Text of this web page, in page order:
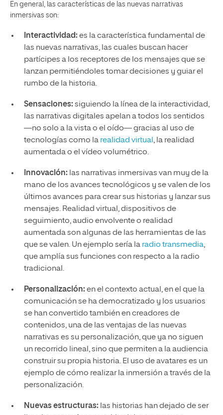
En general, las características de las nuevas narrativas
inmersivas son:
Interactividad: es la característica fundamental de
las nuevas narrativas, las cuales buscan hacer
partícipes a los receptores de los mensajes que se
lanzan permitiéndoles tomar decisiones y guiar el
rumbo de la historia.
Sensaciones: siguiendo la línea de la interactividad,
las narrativas digitales apelan a todos los sentidos
—no solo a la vista o el oído— gracias al uso de
tecnologías como la realidad virtual , la realidad
aumentada o el vídeo volumétrico.
Innovación: las narrativas inmersivas van muy de la
mano de los avances tecnológicos y se valen de los
últimos avances para crear sus historias y lanzar sus
mensajes. Realidad virtual, dispositivos de
seguimiento, audio envolvente o realidad
aumentada son algunas de las herramientas de las
que se valen. Un ejemplo sería la radio transmedia,
que amplía sus funciones con respecto a la radio
tradicional.
Personalización: en el contexto actual, en el que la
comunicación se ha democratizado y los usuarios
se han convertido también en creadores de
contenidos, una de las ventajas de las nuevas
narrativas es su personalización, que ya no siguen
un recorrido lineal, sino que permiten a la audiencia
construir su propia historia. El uso de avatares es un
ejemplo de cómo realizar la inmersión a través de la
personalización.
Nuevas estructuras: las historias han dejado de ser